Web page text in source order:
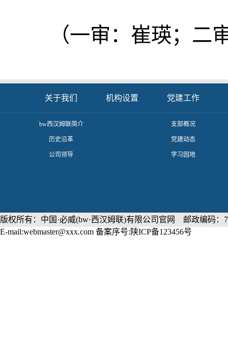
（一审：崔瑛；二
关于我们
​bw西汉姆联简介
历史沿革
公司领导
机构设置 党建工作
支部概况
党建动态
学习园地
版权所有：中国·必威(bw·西汉姆联)有限公司官网 邮政编码：
E-mail:webmaster@xxx.com 备案序号:陕ICP备123456号